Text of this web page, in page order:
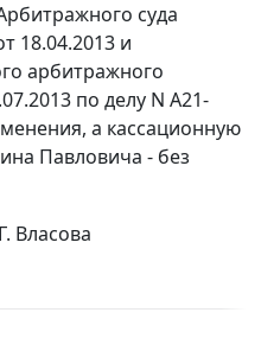
суда
18.04.2013 и
арбитражного
по делу N А21-
а кассационную
Павловича - без
Власова